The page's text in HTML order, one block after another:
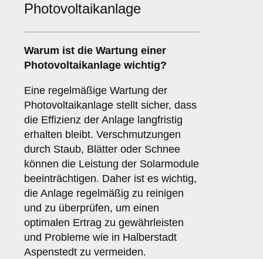
Photovoltaikanlage
Warum ist die Wartung einer
Photovoltaikanlage wichtig?
Eine regelmäßige Wartung der
Photovoltaikanlage stellt sicher, dass
die Effizienz der Anlage langfristig
erhalten bleibt. Verschmutzungen
durch Staub, Blätter oder Schnee
können die Leistung der Solarmodule
beeinträchtigen. Daher ist es wichtig,
die Anlage regelmäßig zu reinigen
und zu überprüfen, um einen
optimalen Ertrag zu gewährleisten
und Probleme wie in Halberstadt
Aspenstedt zu vermeiden.